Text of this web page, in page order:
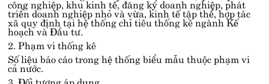
công nghiệp, khu kinh tế, đăng ký doanh nghiệp, phát
triển doanh nghiệp nhỏ và vừa, kinh tế tập thể, hợp tác
xã quy định tại hệ thống chỉ tiêu thống kê ngành Kế
hoạch và Đầu tư.
2. Phạm vi thống kê
Số liệu báo cáo trong hệ thống biểu mẫu thuộc phạm vi
cả nước.
3. Đối tượng áp dụng